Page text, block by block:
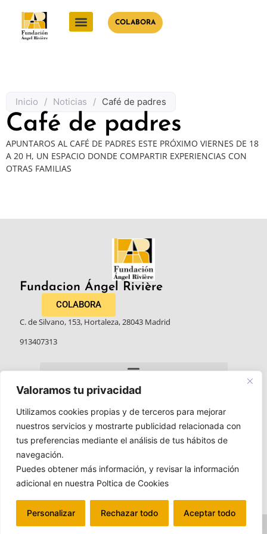
Valoramos tu privacidad
Utilizamos cookies propias y de terceros para mejorar
nuestros servicios y mostrarte publicidad relacionada con
tus preferencias mediante el análisis de tus hábitos de
navegación.
Puedes obtener más información, y revisar la información
adicional en nuestra Poltica de Cookies
Personalizar Rechazar todo Aceptar todo
COLABORA
Inicio / Noticias / Café de padres
Café de padres
APUNTAROS AL CAFÉ DE PADRES ESTE PRÓXIMO VIERNES DE 18
A 20 H, UN ESPACIO DONDE COMPARTIR EXPERIENCIAS CON
OTRAS FAMILIAS
Fundacion Ángel Rivière​
COLABORA
C. de Silvano, 153, Hortaleza, 28043 Madrid
913407313
Politica de privacidadAviso legal